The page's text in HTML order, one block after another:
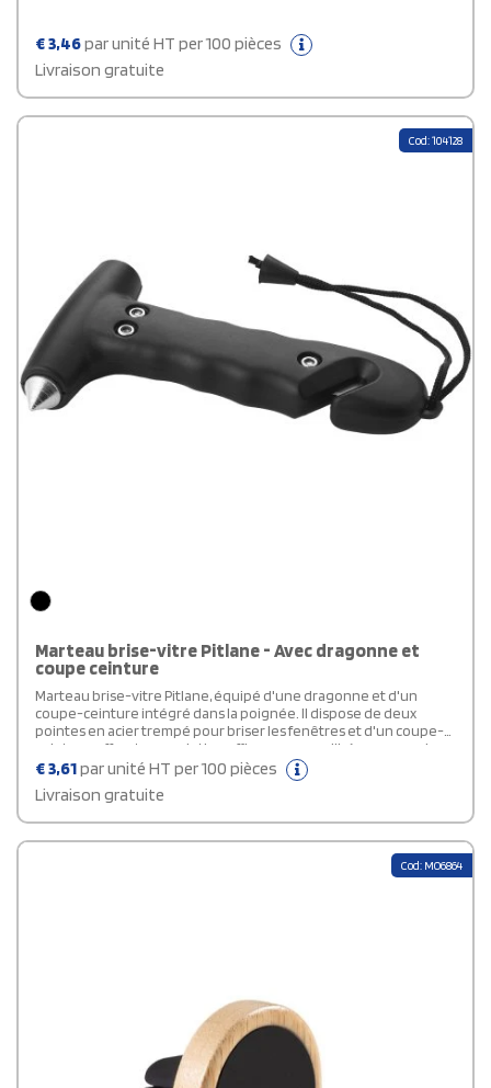
€3,46par unité HT per 100 pièces
Livraison gratuite
Cod: 104128
Marteau brise-vitre Pitlane - Avec dragonne et
coupe ceinture
Marteau brise-vitre Pitlane, équipé d'une dragonne et d'un
coupe-ceinture intégré dans la poignée. Il dispose de deux
pointes en acier trempé pour briser les fenêtres et d'un coupe-
ceinture, offrant une solution efficace pour se libérer en cas de
danger.
€3,61par unité HT per 100 pièces
Livraison gratuite
Cod: MO6864